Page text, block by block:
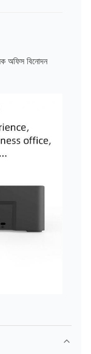
অফিস বিনোদন